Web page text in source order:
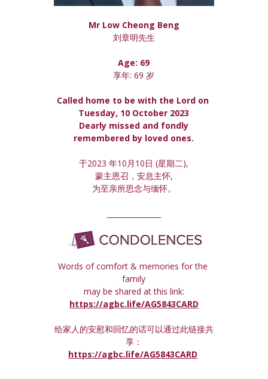
Mr Low Cheong Beng
刘章明先生
Age: 69
享年: 69 岁
Called home to be with the Lord on
Tuesday, 10 October 2023
Dearly missed and fondly
remembered by loved ones.
于2023 年10月10日 (星期二),
蒙主恩召，安息主怀,
为至亲所思念与缅怀。
Words of comfort & memories for the
family
may be shared at this link:
https://agbc.life/AG5843CARD
给家人的安慰和回忆的话可以通过此链接共
享：
https://agbc.life/AG5843CARD